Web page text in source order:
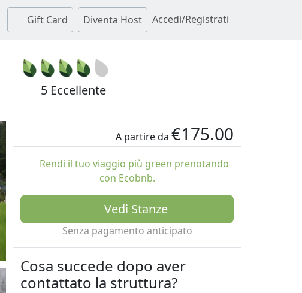
Gift Card Diventa Host Accedi/Registrati
5 Eccellente
A partire da €175.00
Rendi il tuo viaggio più green prenotando
con Ecobnb.
Vedi Stanze
Senza pagamento anticipato
Cosa succede dopo aver
contattato la struttura?